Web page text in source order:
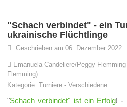
"Schach verbindet" - ein
ukrainische Flüchtlinge
Geschrieben am 06. Dezember 2022
Emanuela Candeliere/Peggy
Flemming)
Kategorie: Turniere - Verschiedene
"Schach verbindet" ist ein Erfolg! -